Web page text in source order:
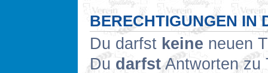
BERECHTIGUNGEN IN
Du darfst keine neuen
Du darfstAntworten zu